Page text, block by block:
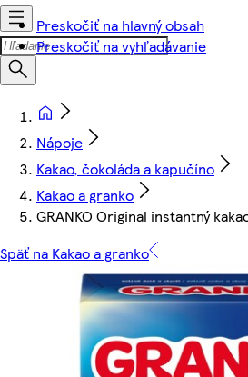
Preskočiť na hlavný obsah
Preskočiť na vyhľadávanie
Nápoje
Kakao, čokoláda a kapučíno
Kakao a granko
GRANKO Original instantný
Späť na Kakao a granko